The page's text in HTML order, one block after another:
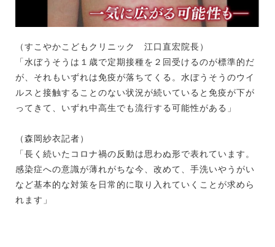
（すこやかこどもクリニック 江口直宏院長）
「水ぼうそうは１歳で定期接種を２回受けるのが標準的だ
が、それもいずれは免疫が落ちてくる。水ぼうそうのウイ
ルスと接触することのない状況が続いていると免疫が下が
ってきて、いずれ中高生でも流行する可能性がある」
（森岡紗衣記者）
「長く続いたコロナ禍の反動は思わぬ形で表れています。
感染症への意識が薄れがちな今、改めて、手洗いやうがい
など基本的な対策を日常的に取り入れていくことが求めら
れます」